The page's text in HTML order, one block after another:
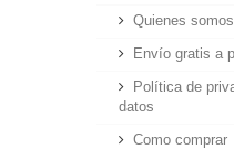
Quienes somos
Envío gratis a
Política de
datos
Como comprar